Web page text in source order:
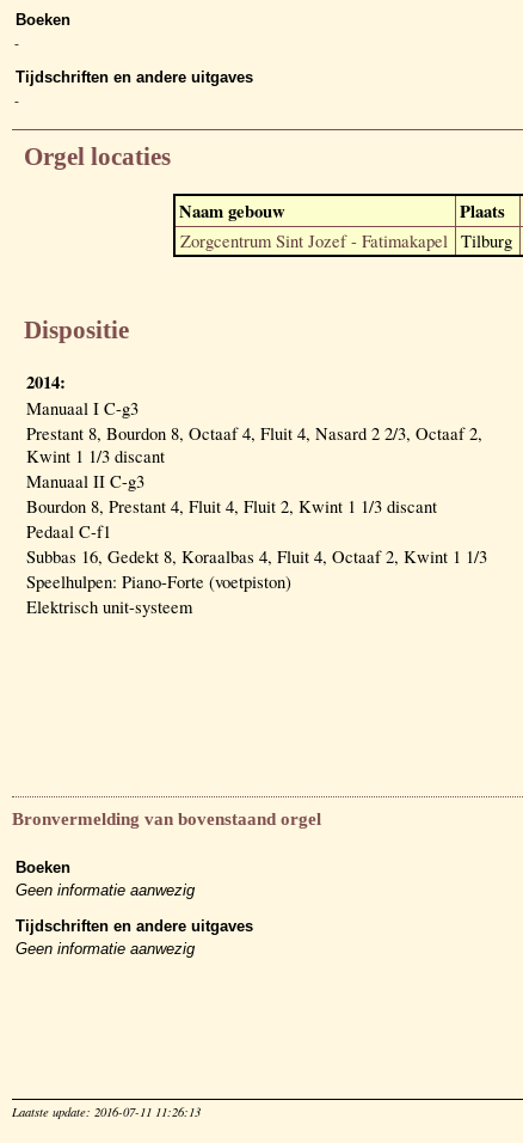
Boeken
-
Tijdschriften en andere uitgaves
-
Orgel locaties
Naam gebouw Plaats
Zorgcentrum Sint Jozef - Fatimakapel Tilburg
Dispositie
2014:
Manuaal I C-g3
Prestant 8, Bourdon 8, Octaaf 4, Fluit 4, Nasard 2 2/3, Octaaf 2,
Kwint 1 1/3 discant
Manuaal II C-g3
Bourdon 8, Prestant 4, Fluit 4, Fluit 2, Kwint 1 1/3 discant
Pedaal C-f1
Subbas 16, Gedekt 8, Koraalbas 4, Fluit 4, Octaaf 2, Kwint 1 1/3
Speelhulpen: Piano-Forte (voetpiston)
Elektrisch unit-systeem
Bronvermelding van bovenstaand orgel
Boeken
Geen informatie aanwezig
Tijdschriften en andere uitgaves
Geen informatie aanwezig
Laatste update: 2016-07-11 11:26:13